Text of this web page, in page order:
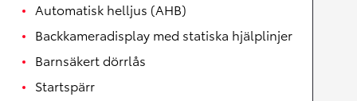
Automatisk helljus (AHB)
Backkameradisplay med statiska hjälplinjer
Barnsäkert dörrlås
Startspärr